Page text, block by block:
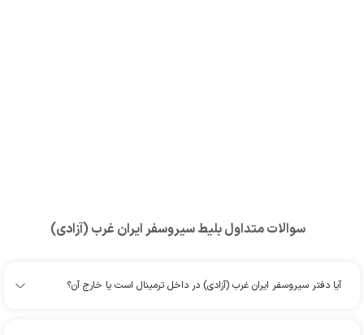
سوالات متداول بلیطسیروسفر ایران غرب (آزادی)
آیا دفتر سیروسفر ایران غرب (آزادی) در داخل ترمینال است یا خارج آن؟